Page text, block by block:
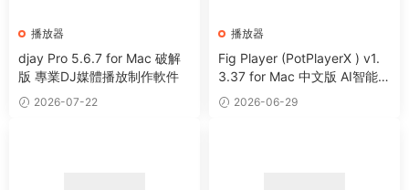
播放器
djay Pro 5.6.7 for Mac 破解
版 專業DJ媒體播放制作軟件
2026-07-22
播放器
Fig Player (PotPlayerX ) v1.
3.37 for Mac 中文版 AI智能多
媒體播放器
2026-06-29